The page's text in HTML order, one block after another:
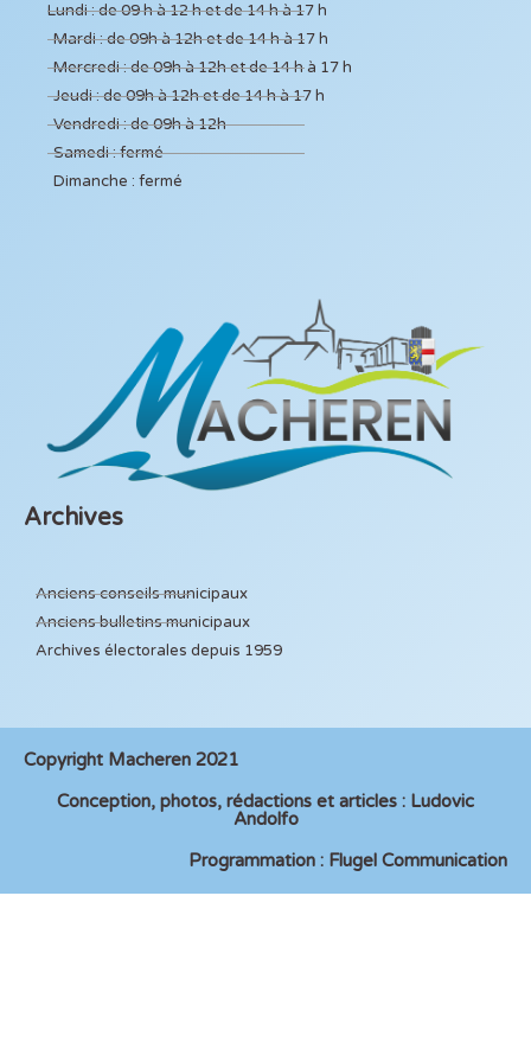
Lundi : de 09 h à 12 h et de 14 h à 17 h
Mardi : de 09h à 12h et de 14 h à 17 h
Mercredi : de 09h à 12h et de 14 h à 17 h
Jeudi : de 09h à 12h et de 14 h à 17 h
Vendredi : de 09h à 12h
Samedi : fermé
Dimanche : fermé
Archives
Anciens conseils municipaux
Anciens bulletins municipaux
Archives électorales depuis 1959
Copyright Macheren 2021
Conception, photos, rédactions et articles : Ludovic
Andolfo
Programmation : Flugel Communication